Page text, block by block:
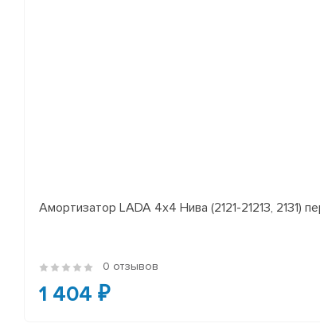
Амортизатор LADA 4x4 Нива (2121-21213, 2131)
0 отзывов
1 404 ₽